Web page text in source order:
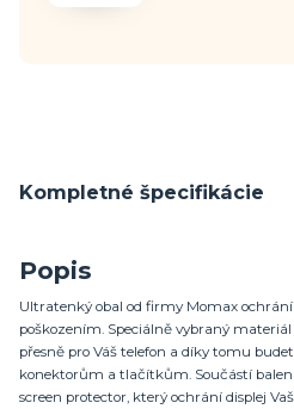
Kompletné špecifikácie
Popis
Ultratenký obal od firmy Momax
poškozením. Speciálně vybraný
přesně pro Váš telefon a díky tomu
konektorům a tlačítkům. Součástí
screen protector, který ochrání displej